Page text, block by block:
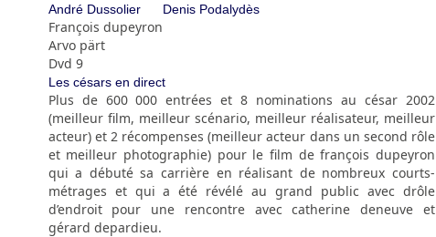
André Dussolier
Denis Podalydès
François dupeyron
Arvo pärt
Dvd 9
Les césars en direct
Plus de 600 000 entrées et 8 nominations au césar 2002
(meilleur film, meilleur scénario, meilleur réalisateur, meilleur
acteur) et 2 récompenses (meilleur acteur dans un second rôle
et meilleur photographie) pour le film de françois dupeyron
qui a débuté sa carrière en réalisant de nombreux courts-
métrages et qui a été révélé au grand public avec drôle
d’endroit pour une rencontre avec catherine deneuve et
gérard depardieu.